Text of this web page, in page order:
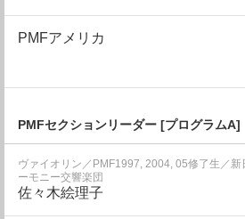
PMFアメリカ
PMFセクションリーダー [プログラムA]
ヴァイオリン／PMF1997, 2004, 05修了生／新
ーモニー交響楽団
佐々木絵理子